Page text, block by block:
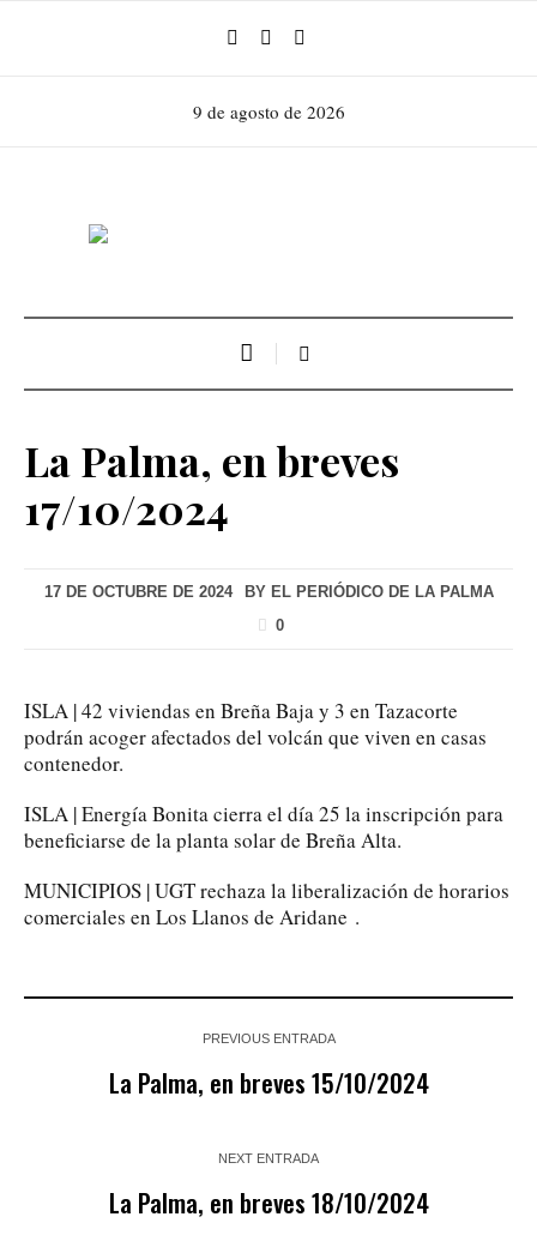
9 de agosto de 2026
La Palma, en breves
17/10/2024
17 DE OCTUBRE DE 2024 BY EL PERIÓDICO DE LA PALMA
0
ISLA | 42 viviendas en Breña Baja y 3 en Tazacorte
podrán acoger afectados del volcán que viven en casas
contenedor.
ISLA | Energía Bonita cierra el día 25 la inscripción para
beneficiarse de la planta solar de Breña Alta.
MUNICIPIOS | UGT rechaza la liberalización de horarios
comerciales en Los Llanos de Aridane .
PREVIOUS ENTRADA
La Palma, en breves 15/10/2024
NEXT ENTRADA
La Palma, en breves 18/10/2024